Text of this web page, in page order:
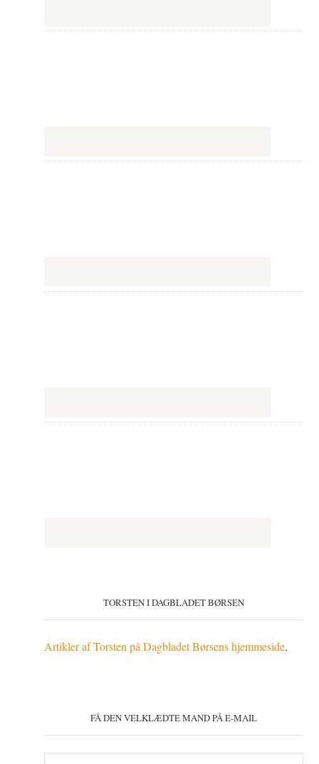
TORSTEN I DAGBLADET BØRSEN
Artikler af Torsten på Dagbladet Børsens hjemmeside.
FÅ DEN VELKLÆDTE MAND PÅ E-MAIL